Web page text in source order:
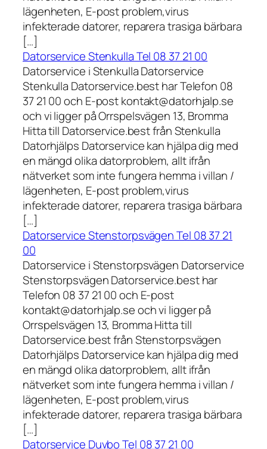
lägenheten, E-post problem,virus
infekterade datorer, reparera trasiga bärbara
[…]
Datorservice Stenkulla Tel 08 37 21 00
Datorservice i Stenkulla Datorservice
Stenkulla Datorservice.best har Telefon 08
37 21 00 och E-post kontakt@datorhjalp.se
och vi ligger på Orrspelsvägen 13, Bromma
Hitta till Datorservice.best från Stenkulla
Datorhjälps Datorservice kan hjälpa dig med
en mängd olika datorproblem, allt ifrån
nätverket som inte fungera hemma i villan /
lägenheten, E-post problem,virus
infekterade datorer, reparera trasiga bärbara
[…]
Datorservice Stenstorpsvägen Tel 08 37 21
00
Datorservice i Stenstorpsvägen Datorservice
Stenstorpsvägen Datorservice.best har
Telefon 08 37 21 00 och E-post
kontakt@datorhjalp.se och vi ligger på
Orrspelsvägen 13, Bromma Hitta till
Datorservice.best från Stenstorpsvägen
Datorhjälps Datorservice kan hjälpa dig med
en mängd olika datorproblem, allt ifrån
nätverket som inte fungera hemma i villan /
lägenheten, E-post problem,virus
infekterade datorer, reparera trasiga bärbara
[…]
Datorservice Duvbo Tel 08 37 21 00